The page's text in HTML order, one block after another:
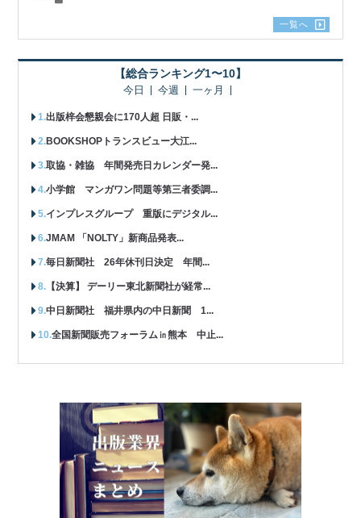
一覧へ
【総合ランキング1〜10】
今日 今週 一ヶ月
出版梓会懇親会に170人超 日販・...
BOOKSHOPトランスビュー大江...
取協・雑協 年間発売日カレンダー発...
小学館 マンガワン問題等第三者委調...
インプレスグループ 重版にデジタル...
JMAM 「NOLTY」新商品発表...
毎日新聞社 26年休刊日決定 年間...
【決算】 デーリー東北新聞社が経常...
中日新聞社 福井県内の中日新聞 1...
全国新聞販売フォーラム㏌熊本 中止...